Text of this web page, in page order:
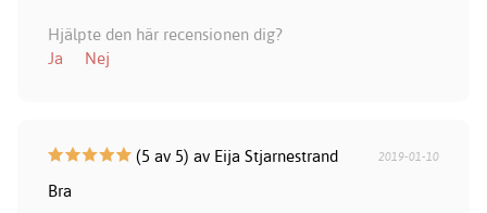
Hjälpte den här recensionen dig?
Ja
Nej
(5 av 5) av Eija Stjarnestrand 2019-01-10
Bra